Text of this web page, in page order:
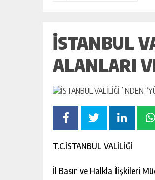
İSTANBUL
ALANLARI
T.C.İSTANBUL VALİLİĞİ
İl Basın ve Halkla İlişkileri